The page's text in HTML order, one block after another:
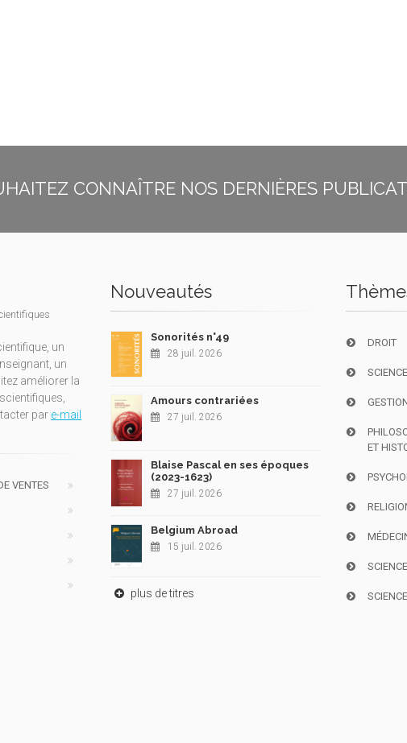
CONNAÎTRE NOS DERNIÈRES
un
un
améliorer la
par e-mail
VENTES
Nouveautés
Sonorités n°49
28 juil. 2026
Amours contrariées
27 juil. 2026
Blaise Pascal en ses époques
(2023-1623)
27 juil. 2026
Belgium Abroad
15 juil. 2026
plus de titres
DROIT
ET